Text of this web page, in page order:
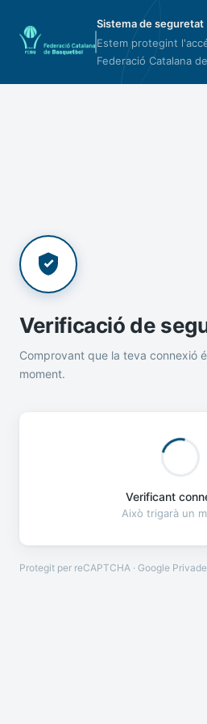
Sistema de seguretat
Estem protegint
Federació Catalana
Verificació de
Comprovant que la teva connexió
moment.
Verificant
Això trigarà un
Protegit per reCAPTCHA · Google